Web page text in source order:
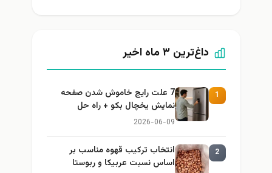
داغ‌ترین ۳ ماه اخیر
1
7 علت رایج خاموش شدن صفحه
نمایش یخچال بکو + راه حل
2026-06-09
2
انتخاب ترکیب قهوه مناسب بر
اساس نسبت عربیکا و ربوستا